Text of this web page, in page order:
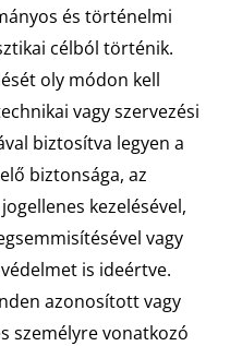
és történelmi
célból történik.
oly módon kell
vagy szervezési
biztosítva legyen a
biztonsága, az
kezelésével,
vagy
is ideértve.
azonosított vagy
személyre vonatkozó